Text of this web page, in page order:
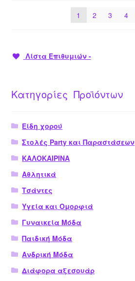
1 2 3 4
Λίστα Επιθυμιών -
Κατηγορίες Προϊόντων
Είδη χορού
Στολές Party και Παραστάσεων
ΚΑΛΟΚΑΙΡΙΝΑ
Αθλητικά
Τσάντες
Υγεία και Ομορφιά
Γυναικεία Μόδα
Παιδική Μόδα
Ανδρική Μόδα
Διάφορα αξεσουάρ